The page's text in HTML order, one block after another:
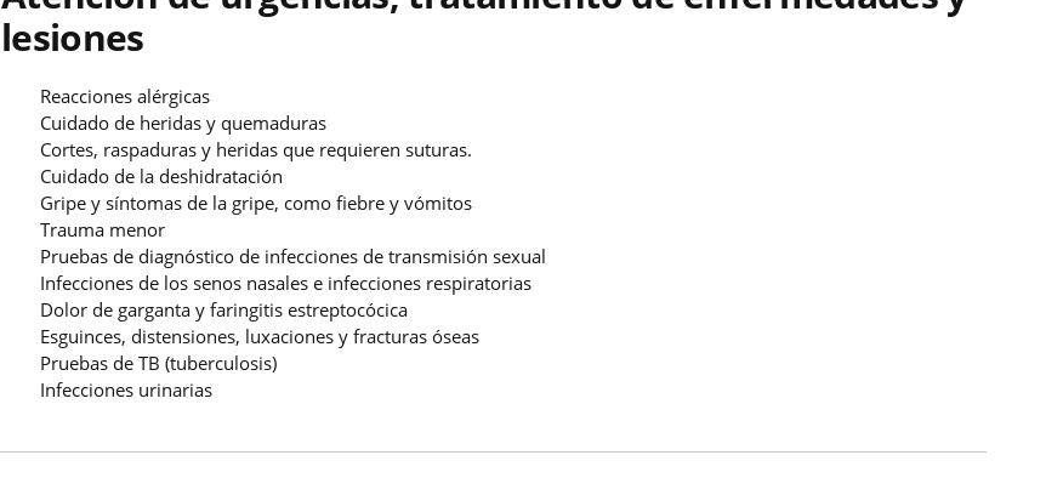
lesiones
Reacciones alérgicas
Cuidado de heridas y quemaduras
Cortes, raspaduras y heridas que requieren suturas.
Cuidado de la deshidratación
Gripe y síntomas de la gripe, como fiebre y vómitos
Trauma menor
Pruebas de diagnóstico de infecciones de transmisión sexual
Infecciones de los senos nasales e infecciones respiratorias
Dolor de garganta y faringitis estreptocócica
Esguinces, distensiones, luxaciones y fracturas óseas
Pruebas de TB (tuberculosis)
Infecciones urinarias